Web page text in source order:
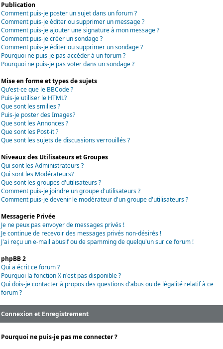
Publication
Comment puis-je poster un sujet dans un forum ?
Comment puis-je éditer ou supprimer un message ?
Comment puis-je ajouter une signature à mon message ?
Comment puis-je créer un sondage ?
Comment puis-je éditer ou supprimer un sondage ?
Pourquoi ne puis-je pas accéder à un forum ?
Pourquoi ne puis-je pas voter dans un sondage ?
Mise en forme et types de sujets
Qu'est-ce que le BBCode ?
Puis-je utiliser le HTML?
Que sont les smilies ?
Puis-je poster des Images?
Que sont les Annonces ?
Que sont les Post-it ?
Que sont les sujets de discussions verrouillés ?
Niveaux des Utilisateurs et Groupes
Qui sont les Administrateurs ?
Qui sont les Modérateurs?
Que sont les groupes d'utilisateurs ?
Comment puis-je joindre un groupe d'utilisateurs ?
Comment puis-je devenir le modérateur d'un groupe d'utilisateurs ?
Messagerie Privée
Je ne peux pas envoyer de messages privés !
Je continue de recevoir des messages privés non-désirés !
J'ai reçu un e-mail abusif ou de spamming de quelqu'un sur ce forum !
phpBB 2
Qui a écrit ce forum ?
Pourquoi la fonction X n'est pas disponible ?
Qui dois-je contacter à propos des questions d'abus ou de légalité relatif à ce
forum ?
Connexion et Enregistrement
Pourquoi ne puis-je pas me connecter ?